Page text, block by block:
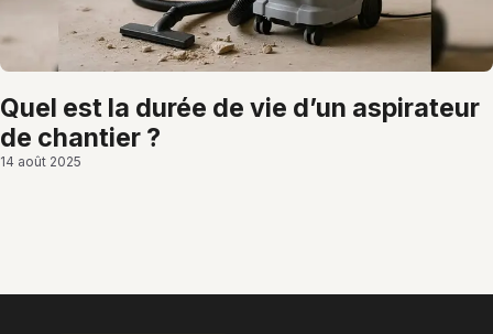
quel est la durée de vie d’un aspirateur
de chantier ?
14 août 2025